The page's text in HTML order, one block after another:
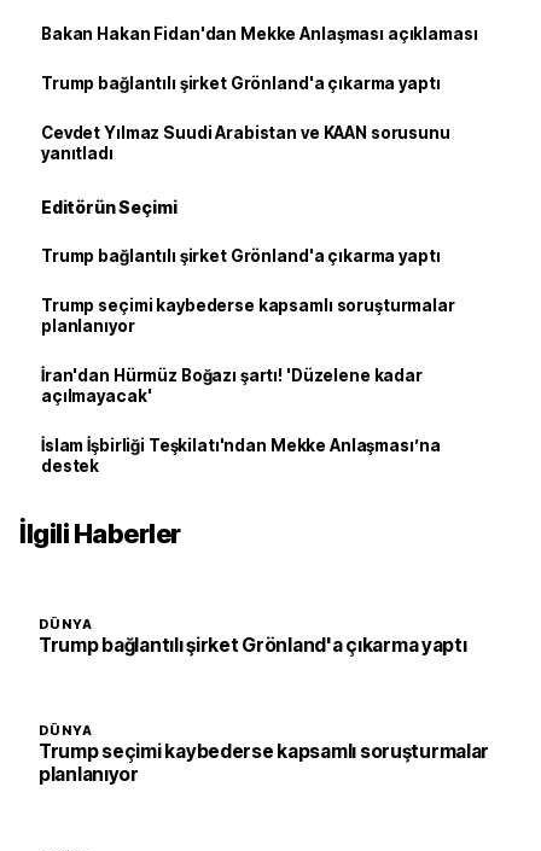
Bakan Hakan Fidan'dan Mekke Anlaşması açıklaması
Trump bağlantılı şirket Grönland'a çıkarma yaptı
Cevdet Yılmaz Suudi Arabistan ve KAAN sorusunu
yanıtladı
Editörün Seçimi
Trump bağlantılı şirket Grönland'a çıkarma yaptı
Trump seçimi kaybederse kapsamlı soruşturmalar
planlanıyor
İran'dan Hürmüz Boğazı şartı! 'Düzelene kadar
açılmayacak'
İslam İşbirliği Teşkilatı'ndan Mekke Anlaşması’na
destek
İlgili Haberler
DÜNYA
Trump bağlantılı şirket Grönland'a çıkarma yaptı
DÜNYA
Trump seçimi kaybederse kapsamlı soruşturmalar
planlanıyor